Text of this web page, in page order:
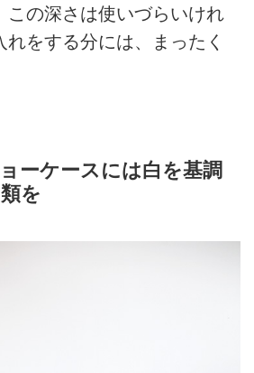
この深さは使いづらいけれ
れをする分には、まったく
ーケースには白を基調
を